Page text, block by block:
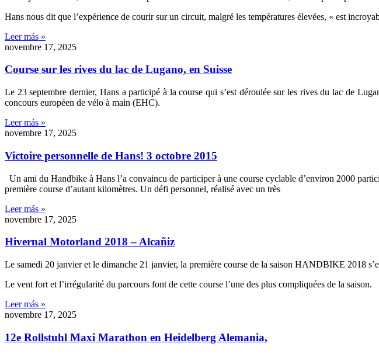
Hans nous dit que l’expérience de courir sur un circuit, malgré les températures élevées, « est
Leer más »
novembre 17, 2025
Course sur les rives du lac de Lugano, en Suisse
Le 23 septembre dernier, Hans a participé à la course qui s’est déroulée sur les rives du lac de
concours européen de vélo à main (EHC).
Leer más »
novembre 17, 2025
Victoire personnelle de Hans! 3 octobre 2015
Un ami du Handbike à Hans l’a convaincu de participer à une course cyclable d’environ 2000
première course d’autant kilomètres. Un défi personnel, réalisé avec un très
Leer más »
novembre 17, 2025
Hivernal Motorland 2018 – Alcañiz
Le samedi 20 janvier et le dimanche 21 janvier, la première course de la saison HANDBIKE 2018
Le vent fort et l’irrégularité du parcours font de cette course l’une des plus compliquées de la saison.
Leer más »
novembre 17, 2025
12e Rollstuhl Maxi Marathon en Heidelberg Alemania,